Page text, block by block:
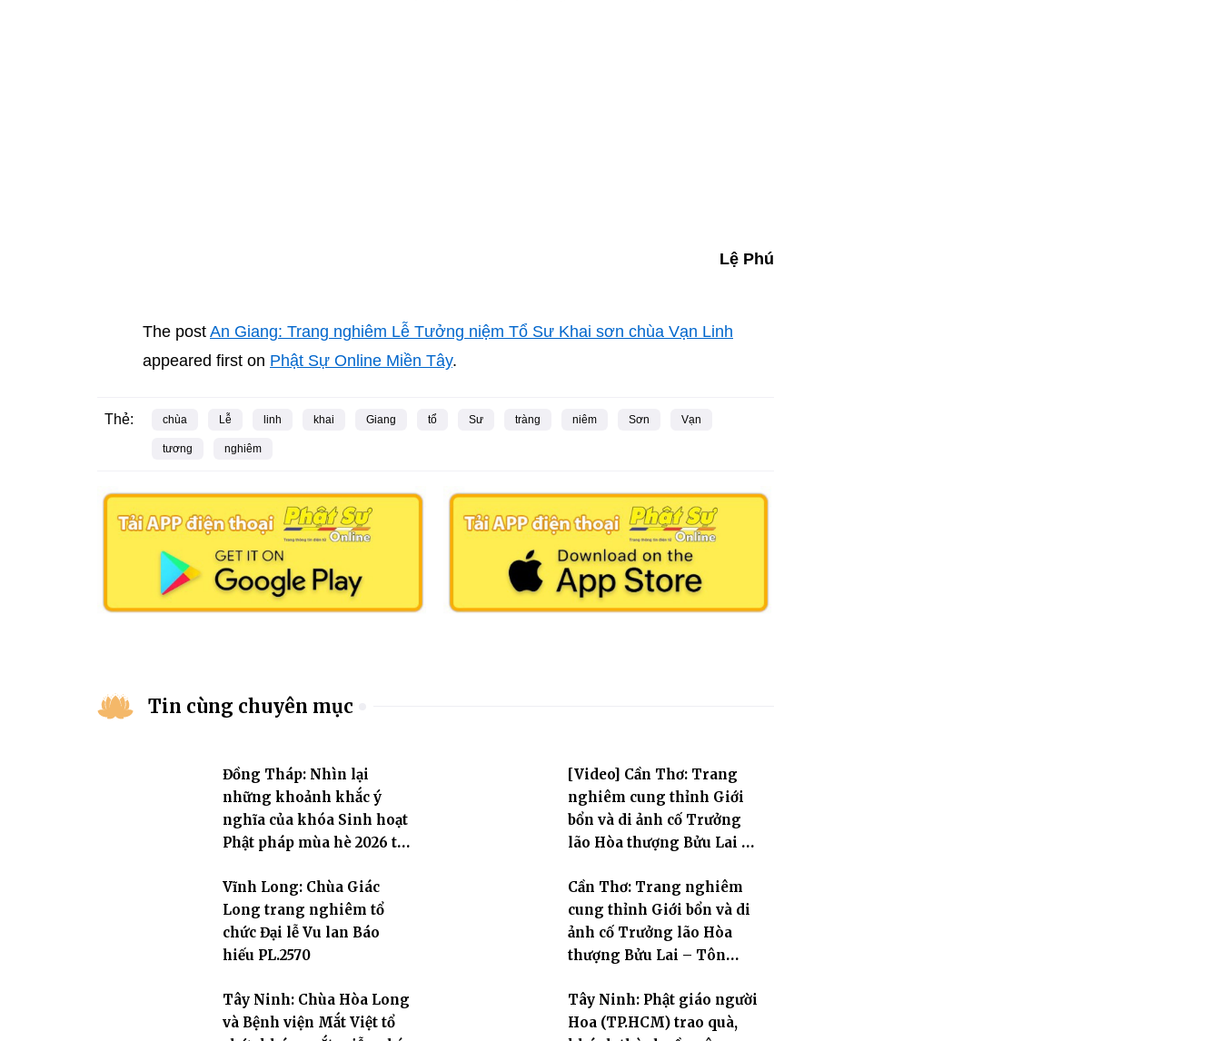
Lệ Phú
The post An Giang: Trang nghiêm Lễ Tưởng niệm Tổ Sư Khai sơn chùa Vạn Linh
appeared first on Phật Sự Online Miền Tây.
Thẻ: chùa Lễ linh khai Giang tổ Sư tràng niêm Sơn Vạn
tương nghiêm
Tin cùng chuyên mục
Đồng Tháp: Nhìn lại
những khoảnh khắc ý
nghĩa của khóa Sinh hoạt
Phật pháp mùa hè 2026 tại
[Video] Cần Thơ: Trang
nghiêm cung thỉnh Giới
bổn và di ảnh cố Trưởng
lão Hòa thượng Bửu Lai –
hai giới trường
Vĩnh Long: Chùa Giác
Long trang nghiêm tổ
chức Đại lễ Vu lan Báo
hiếu PL.2570
Cần Thơ: Trang nghiêm
cung thỉnh Giới bổn và di
ảnh cố Trưởng lão Hòa
thượng Bửu Lai – Tôn
giới trường
Tây Ninh: Chùa Hòa Long
và Bệnh viện Mắt Việt tổ
Tây Ninh: Phật giáo người
Hoa (TP.HCM) trao quà,